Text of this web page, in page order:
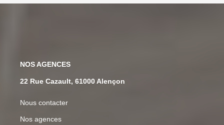
NOS AGENCES
22 Rue Cazault, 61000 Alençon
Nous contacter
Nos agences